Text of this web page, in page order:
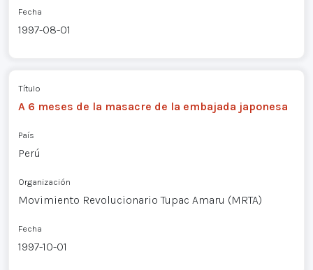
Fecha
1997-08-01
Título
A 6 meses de la masacre de la embajada japonesa
País
Perú
Organización
Movimiento Revolucionario Tupac Amaru (MRTA)
Fecha
1997-10-01